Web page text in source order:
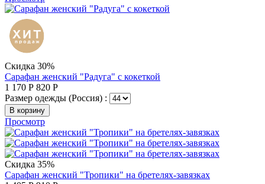
Скидка 30%
Сарафан женский "Радуга" с кокеткой
1 170 Р 820 Р
Размер одежды (Россия) :
В корзину
Просмотр
Скидка 35%
Сарафан женский "Тропики" на бретелях-завязках